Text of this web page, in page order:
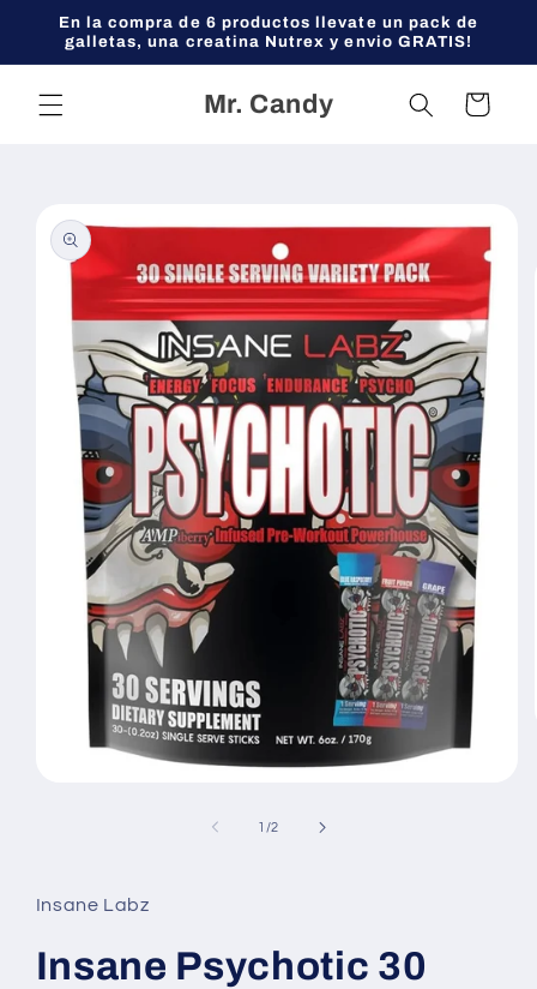
directamente
al contenido
En la compra de 6 productos llevate un pack de
galletas, una creatina Nutrex y envio GRATIS!
Mr. Candy Carrito
información
del producto
ventana
modal
1 /de
2
Insane Labz
Insane Psychotic 30